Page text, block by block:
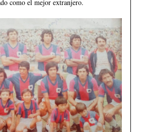
como el mejor extranjero.